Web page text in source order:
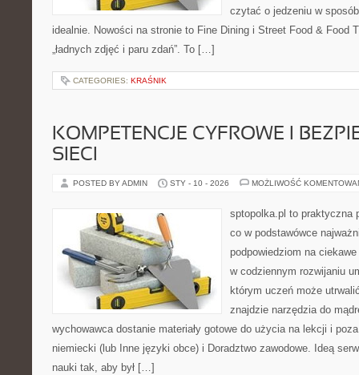
czytać o jedzeniu w
idealnie. Nowości na stronie to Fine Dining i Street Food & Food
„ładnych zdjęć i paru zdań”. To […]
CATEGORIES: KRAŚNIK
KOMPETENCJE CYFROWE I
SIECI
POSTED BY ADMIN STY - 10 - 2026 MOŻLIWOŚĆ
sptopolka.pl to praktyczna
co w podstawówce
podpowiedziom na
w codziennym rozwijaniu
którym uczeń może
znajdzie narzędzia do
wychowawca dostanie materiały gotowe do użycia na lekcji i
niemiecki (lub Inne języki obce) i Doradztwo zawodowe. Ideą
nauki tak, aby był […]